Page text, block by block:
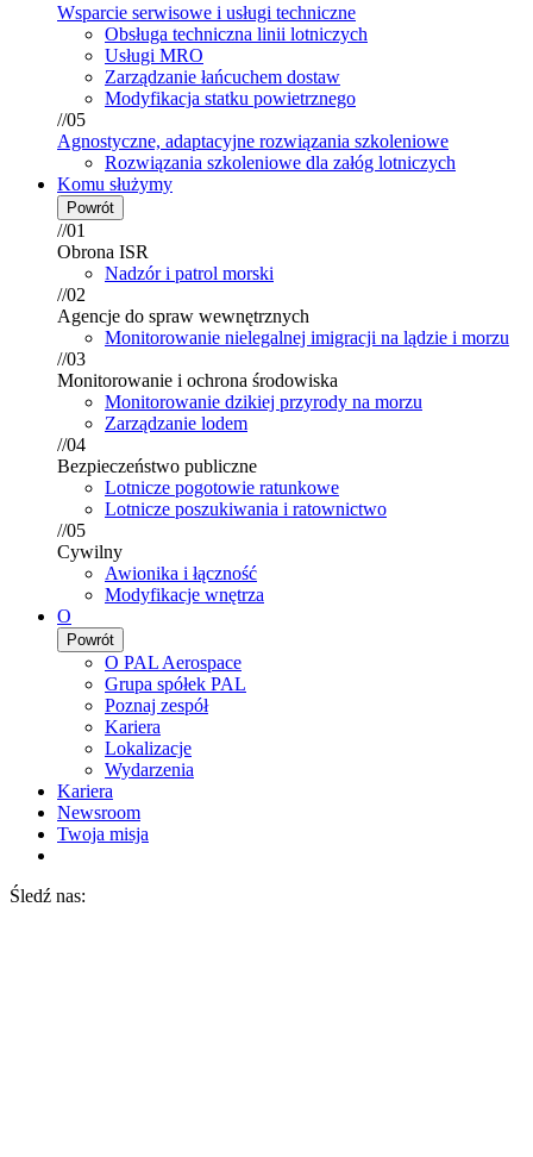
Wsparcie serwisowe i usługi techniczne
Obsługa techniczna linii lotniczych
Usługi MRO
Zarządzanie łańcuchem dostaw
Modyfikacja statku powietrznego
//05
Agnostyczne, adaptacyjne rozwiązania szkoleniowe
Rozwiązania szkoleniowe dla załóg lotniczych
Komu służymy
Powrót
//01
Obrona ISR
Nadzór i patrol morski
//02
Agencje do spraw wewnętrznych
Monitorowanie nielegalnej imigracji na lądzie i morzu
//03
Monitorowanie i ochrona środowiska
Monitorowanie dzikiej przyrody na morzu
Zarządzanie lodem
//04
Bezpieczeństwo publiczne
Lotnicze pogotowie ratunkowe
Lotnicze poszukiwania i ratownictwo
//05
Cywilny
Awionika i łączność
Modyfikacje wnętrza
O
Powrót
O PAL Aerospace
Grupa spółek PAL
Poznaj zespół
Kariera
Lokalizacje
Wydarzenia
Kariera
Newsroom
Twoja misja
Śledź nas: